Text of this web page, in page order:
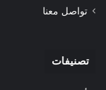
تواصل معنا
تصنيفات